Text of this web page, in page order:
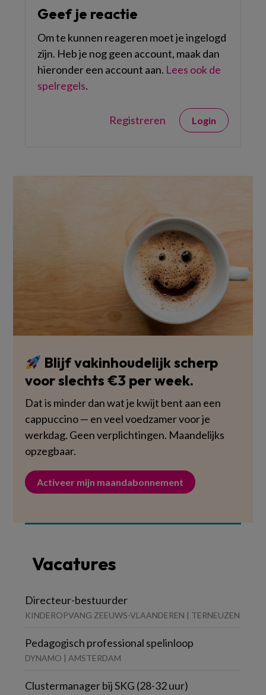
Geef je reactie
Om te kunnen reageren moet je ingelogd
zijn. Heb je nog geen account, maak dan
hieronder een account aan. Lees ook de
spelregels.
Registreren Login
Blijf vakinhoudelijk scherp
voor slechts €3 per week.
Dat is minder dan wat je kwijt bent aan een
cappuccino — en veel voedzamer voor je
werkdag. Geen verplichtingen. Maandelijks
opzegbaar.
Activeer mijn maandabonnement
Vacatures
Directeur-bestuurder
KINDEROPVANG ZEEUWS-VLAANDEREN | TERNEUZEN
Pedagogisch professional spelinloop
DYNAMO | AMSTERDAM
Clustermanager bij SKG (28-32 uur)